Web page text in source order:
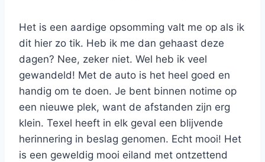
Het is een aardige opsomming valt me op als ik
dit hier zo tik. Heb ik me dan gehaast deze
dagen? Nee, zeker niet. Wel heb ik veel
gewandeld! Met de auto is het heel goed en
handig om te doen. Je bent binnen notime op
een nieuwe plek, want de afstanden zijn erg
klein. Texel heeft in elk geval een blijvende
herinnering in beslag genomen. Echt mooi! Het
is een geweldig mooi eiland met ontzettend